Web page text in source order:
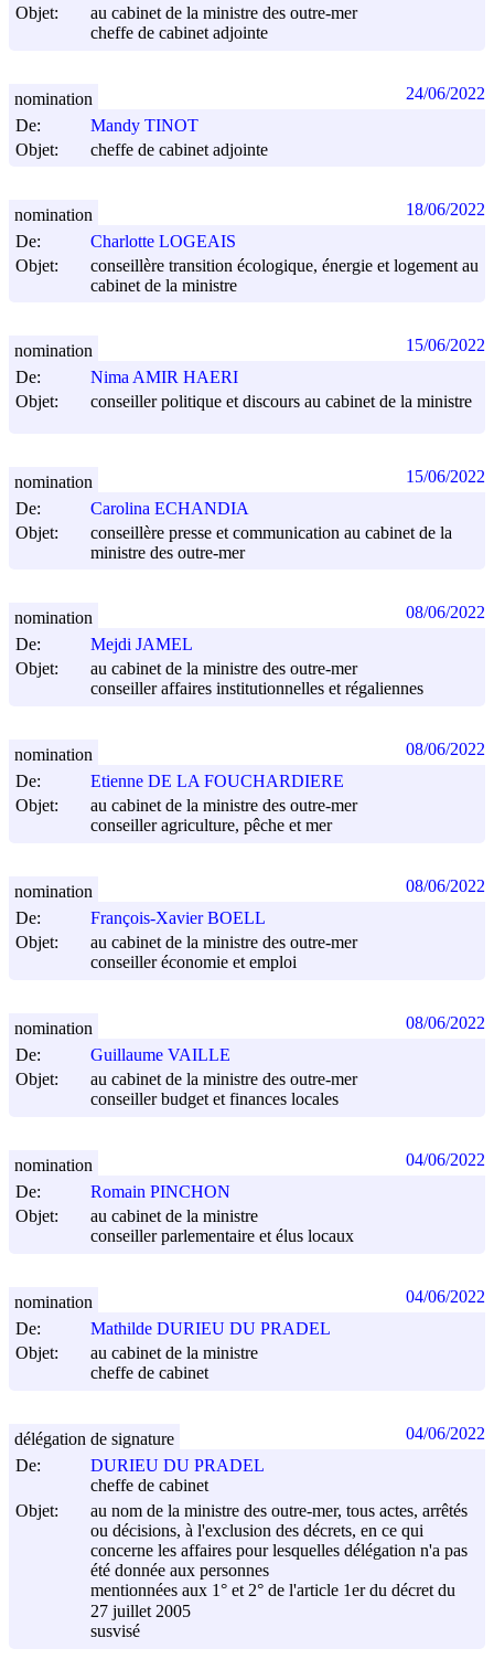
Objet:
au cabinet de la ministre des outre-mer
cheffe de cabinet adjointe
De:
Mandy TINOT
Objet:
cheffe de cabinet adjointe
nomination 24/06/2022
De:
Charlotte LOGEAIS
Objet:
conseillère transition écologique, énergie et logement au
cabinet de la ministre
nomination 18/06/2022
De:
Nima AMIR HAERI
Objet:
conseiller politique et discours au cabinet de la ministre
nomination 15/06/2022
De:
Carolina ECHANDIA
Objet:
conseillère presse et communication au cabinet de la
ministre des outre-mer
nomination 15/06/2022
De:
Mejdi JAMEL
Objet:
au cabinet de la ministre des outre-mer
conseiller affaires institutionnelles et régaliennes
nomination 08/06/2022
De:
Etienne DE LA FOUCHARDIERE
Objet:
au cabinet de la ministre des outre-mer
conseiller agriculture, pêche et mer
nomination 08/06/2022
De:
François-Xavier BOELL
Objet:
au cabinet de la ministre des outre-mer
conseiller économie et emploi
nomination 08/06/2022
De:
Guillaume VAILLE
Objet:
au cabinet de la ministre des outre-mer
conseiller budget et finances locales
nomination 08/06/2022
De:
Romain PINCHON
Objet:
au cabinet de la ministre
conseiller parlementaire et élus locaux
nomination 04/06/2022
De:
Mathilde DURIEU DU PRADEL
Objet:
au cabinet de la ministre
cheffe de cabinet
nomination 04/06/2022
De:
DURIEU DU PRADEL
cheffe de cabinet
Objet:
au nom de la ministre des outre-mer, tous actes, arrêtés
ou décisions, à l'exclusion des décrets, en ce qui
concerne les affaires pour lesquelles délégation n'a pas
été donnée aux personnes
mentionnées aux 1° et 2° de l'article 1er du décret du
27 juillet 2005
susvisé
délégation de signature 04/06/2022